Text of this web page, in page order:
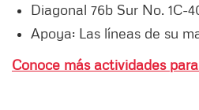
Diagonal 76b Sur No. 1C-
Apoya: Las líneas de su
Conoce más actividades